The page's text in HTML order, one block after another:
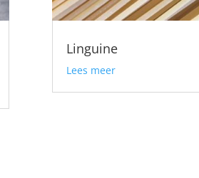
Linguine
Lees meer